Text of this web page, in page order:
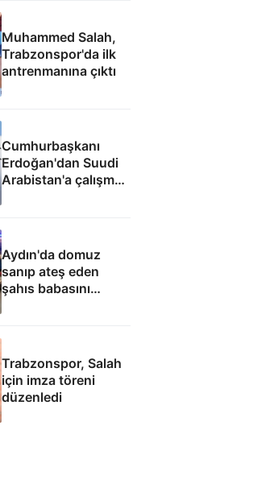
Muhammed Salah,
Trabzonspor'da ilk
antrenmanına çıktı
Cumhurbaşkanı
Erdoğan'dan Suudi
Arabistan'a çalışma
Aydın'da domuz
sanıp ateş eden
şahıs babasını
Trabzonspor, Salah
için imza töreni
düzenledi